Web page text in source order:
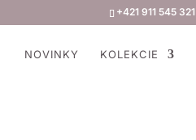
+421 911 545 321
NOVINKY KOLEKCIE